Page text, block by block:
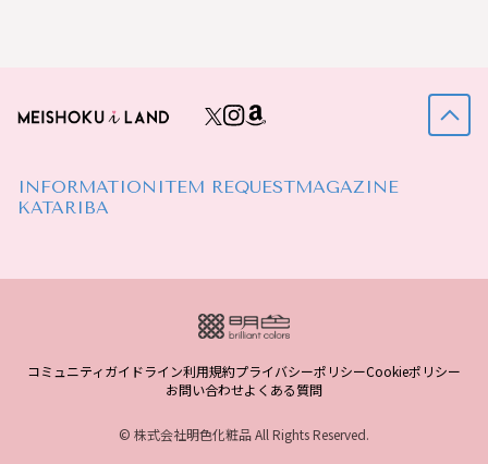
INFORMATION ITEM REQUESTMAGAZINE
KATARIBA
コミュニティガイドライン利用規約プライバシーポリシーCookieポリシー
お問い合わせよくある質問
© 株式会社明色化粧品 All Rights Reserved.